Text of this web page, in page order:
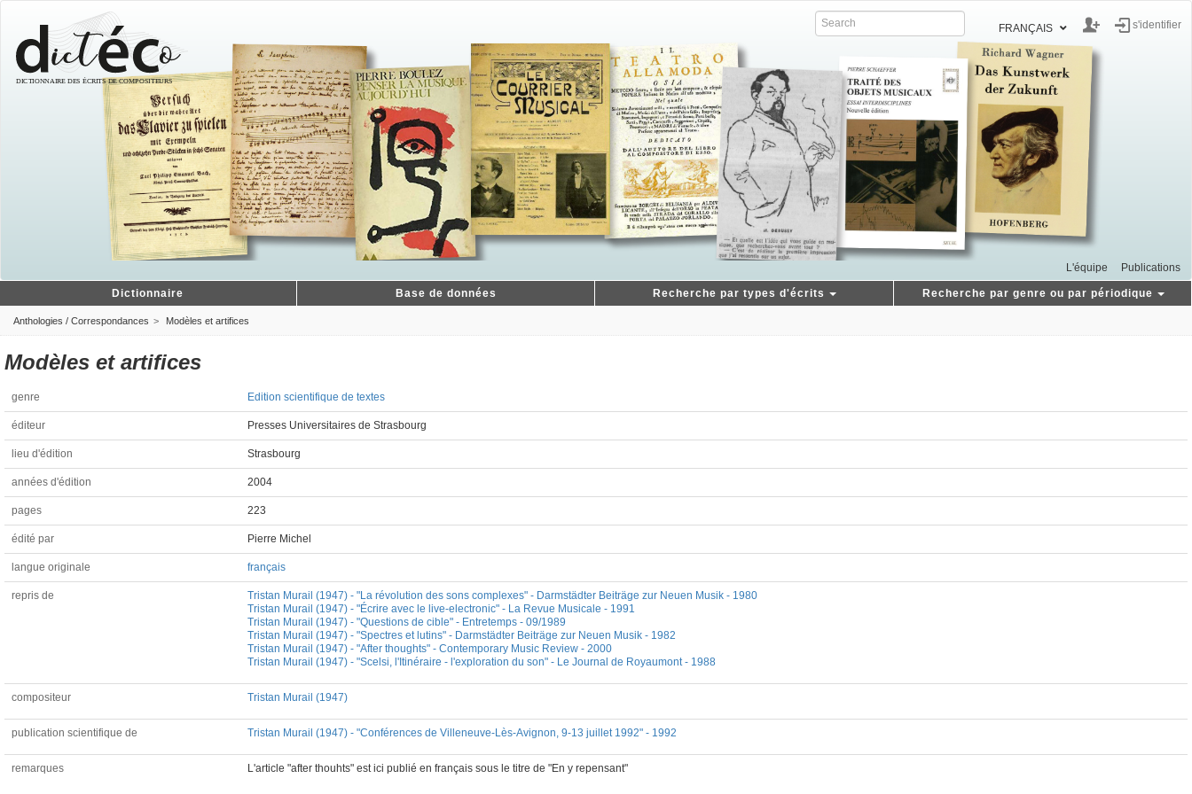
FRANÇAIS s'identifier
L'équipe Publications
Dictionnaire Base de données Recherche par types d'écrits Recherche par genre ou par périodique
Anthologies / Correspondances Modèles et artifices
Modèles et artifices
genre Edition scientifique de textes
éditeur Presses Universitaires de Strasbourg
lieu d'édition Strasbourg
années d'édition 2004
pages 223
édité par Pierre Michel
langue originale français
repris de
Tristan Murail (1947) - "La révolution des sons complexes" - Darmstädter Beiträge zur Neuen Musik - 1980
Tristan Murail (1947) - "Écrire avec le live-electronic" - La Revue Musicale - 1991
Tristan Murail (1947) - "Questions de cible" - Entretemps - 09/1989
Tristan Murail (1947) - "Spectres et lutins" - Darmstädter Beiträge zur Neuen Musik - 1982
Tristan Murail (1947) - "After thoughts" - Contemporary Music Review - 2000
Tristan Murail (1947) - "Scelsi, l'Itinéraire - l'exploration du son" - Le Journal de Royaumont - 1988
compositeur Tristan Murail (1947)
publication scientifique de Tristan Murail (1947) - "Conférences de Villeneuve-Lès-Avignon, 9-13 juillet 1992" - 1992
remarques L'article "after thouhts" est ici publié en français sous le titre de "En y repensant"